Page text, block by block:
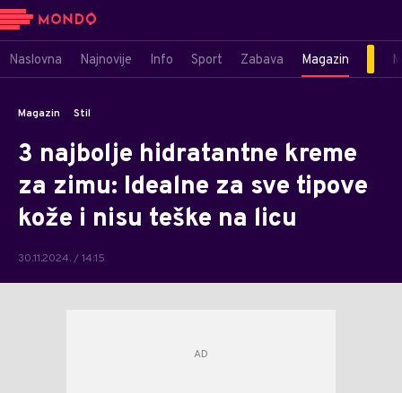
Naslovna Najnovije Info Sport Zabava Magazin
Magazin Stil
3 najbolje hidratantne kreme
za zimu: Idealne za sve tipove
kože i nisu teške na licu
30.11.2024. / 14:15